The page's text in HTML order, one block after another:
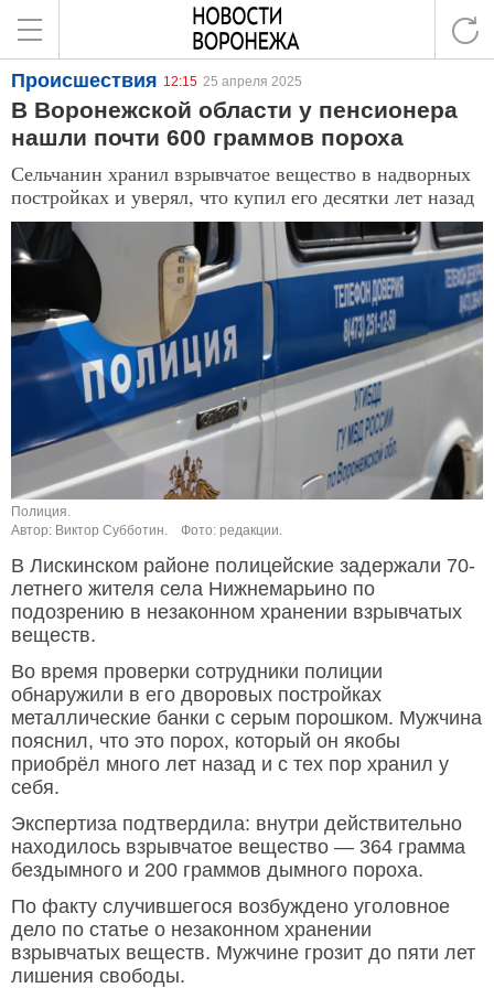
Происшествия 12:15 25 апреля 2025
В Воронежской области у пенсионера
нашли почти 600 граммов пороха
Сельчанин хранил взрывчатое вещество в надворных
постройках и уверял, что купил его десятки лет назад
Полиция.
Автор: Виктор Субботин.
Фото: редакции.
В Лискинском районе полицейские задержали 70-
летнего жителя села Нижнемарьино по
подозрению в незаконном хранении взрывчатых
веществ.
Во время проверки сотрудники полиции
обнаружили в его дворовых постройках
металлические банки с серым порошком. Мужчина
пояснил, что это порох, который он якобы
приобрёл много лет назад и с тех пор хранил у
себя.
Экспертиза подтвердила: внутри действительно
находилось взрывчатое вещество — 364 грамма
бездымного и 200 граммов дымного пороха.
По факту случившегося возбуждено уголовное
дело по статье о незаконном хранении
взрывчатых веществ. Мужчине грозит до пяти лет
лишения свободы.